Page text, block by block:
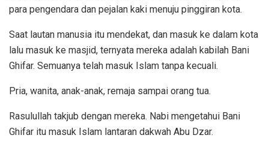
para pengendara dan pejalan kaki menuju pinggiran kota.
Saat lautan manusia itu mendekat, dan masuk ke dalam kota
lalu masuk ke masjid, ternyata mereka adalah kabilah Bani
Ghifar. Semuanya telah masuk Islam tanpa kecuali.
Pria, wanita, anak-anak, remaja sampai orang tua.
Rasulullah takjub dengan mereka. Nabi mengetahui Bani
Ghifar itu masuk Islam lantaran dakwah Abu Dzar.